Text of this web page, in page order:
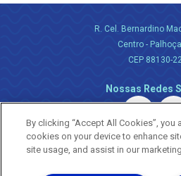
R. Cel. Bernardino
Centro -
CEP 88130-
Nossas Redes
By clicking “Accept All Cookies”,
cookies on your device to enhance
site usage, and assist in our